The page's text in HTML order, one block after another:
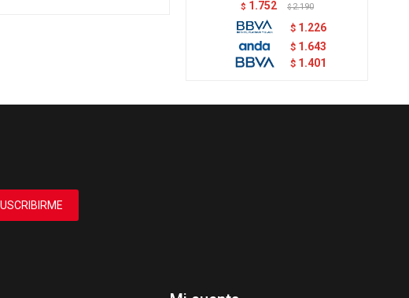
$ 1.752 $ 2.190
$ 1.226
$ 1.643
$ 1.401